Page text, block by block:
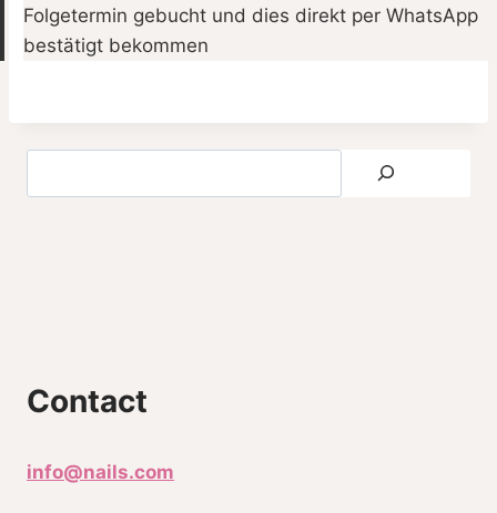
Folgetermin gebucht und dies direkt per WhatsApp
bestätigt bekommen
Contact
info@nails.com